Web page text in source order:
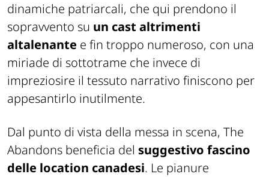
dinamiche patriarcali, che qui prendono il
sopravvento su un cast altrimenti
altalenante e fin troppo numeroso, con una
miriade di sottotrame che invece di
impreziosire il tessuto narrativo finiscono per
appesantirlo inutilmente.
Dal punto di vista della messa in scena, The
Abandons beneficia del suggestivo fascino
delle location canadesi. Le pianure